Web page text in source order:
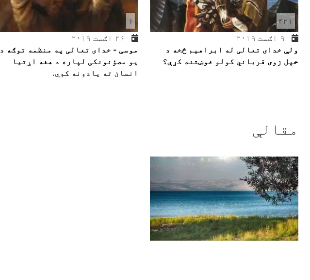
۴۳۱
ولې خدای تعالی له ابراهیم څخه د
خپل زوی قرباني کولو غوښتنه کړې؟
۶
موسی - خدای تعالی په منظمه توګه د
یو مصؤنونکی لپاره د هغه اړتیا
انسان ته یادونه کوي.
مقالې